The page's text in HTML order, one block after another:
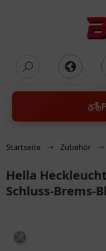
Startseite Zubehör
Hella
Schluss-Brems-